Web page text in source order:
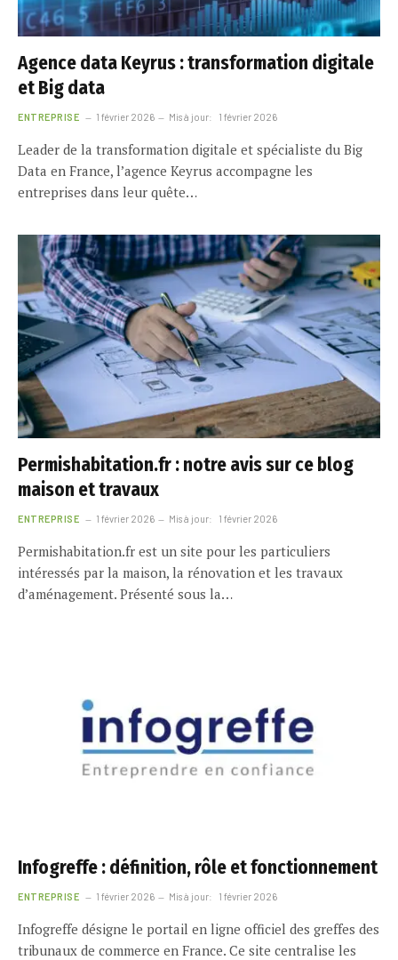
Agence data Keyrus : transformation digitale
et Big data
ENTREPRISE 1 février 2026 Mis à jour: 1 février 2026
Leader de la transformation digitale et spécialiste du Big
Data en France, l’agence Keyrus accompagne les
entreprises dans leur quête…
Permishabitation.fr : notre avis sur ce blog
maison et travaux
ENTREPRISE 1 février 2026 Mis à jour: 1 février 2026
Permishabitation.fr est un site pour les particuliers
intéressés par la maison, la rénovation et les travaux
d’aménagement. Présenté sous la…
Infogreffe : définition, rôle et fonctionnement
ENTREPRISE 1 février 2026 Mis à jour: 1 février 2026
Infogreffe désigne le portail en ligne officiel des greffes des
tribunaux de commerce en France. Ce site centralise les